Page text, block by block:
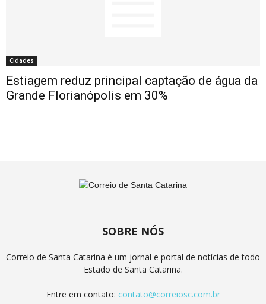
Cidades
Estiagem reduz principal captação de água da
Grande Florianópolis em 30%
SOBRE NÓS
Correio de Santa Catarina é um jornal e portal de notícias de todo
Estado de Santa Catarina.
Entre em contato: contato@correiosc.com.br